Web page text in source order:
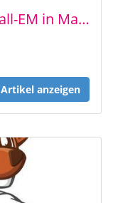
Spalierkinder für die Handball-EM in Mannheim gesucht
Artikel anzeigen